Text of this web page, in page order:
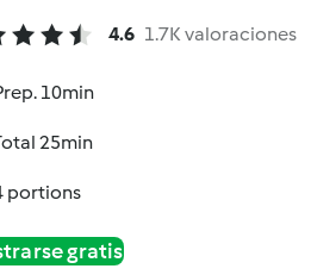
4.6 1.7K valoraciones
10min
25min
portions
gratis